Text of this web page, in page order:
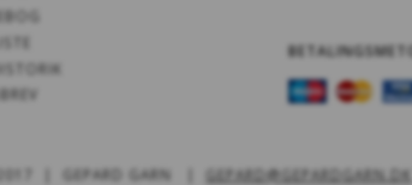
2017 | GEPARD GARN | GEPARD@GEPARDGARN.DK